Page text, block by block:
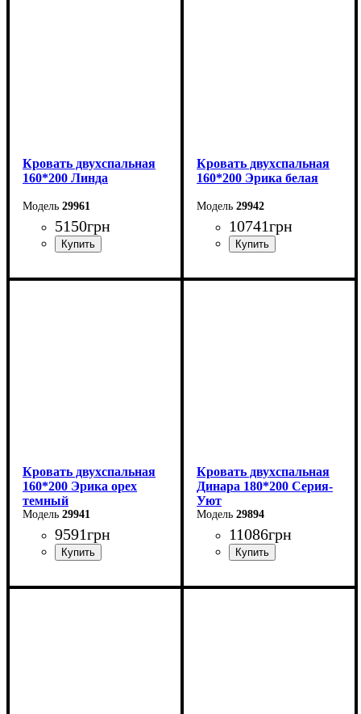
Кровать двухспальная
160*200 Линда
29961
5150грн
Ширина: 164,6 см
Кровать двухспальная
160*200 Эрика белая
29942
10741грн
Ширина: 160 см
Кровать двухспальная
160*200 Эрика орех
темный
29941
9591грн
Ширина: 160 см
Кровать двухспальная
Динара 180*200 Серия-
Уют
29894
11086грн
Ширина: 180 см